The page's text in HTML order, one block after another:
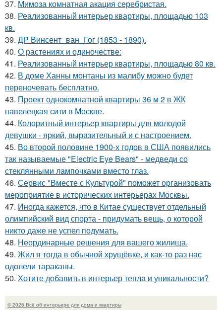
37. Мимоза комнатная акация серебристая.
38. Реализованный интерьер квартиры, площадью 103
кв.
39. ДР Винсент_ван_Гог (1853 - 1890).
40. О растениях и одиночестве:
41. Реализованный интерьер квартиры, площадью 80 кв.
42. В доме Ханны монтаны из малибу можно будет
переночевать бесплатно.
43. Проект однокомнатной квартиры 36 м 2 в ЖК
павелецкая сити в Москве.
44. Колоритный интерьер квартиры для молодой
девушки - яркий, выразительный и с настроением.
45. Во второй половине 1900-х годов в США появились
так называемые "Electric Eye Bears" - медведи со
стеклянными лампочками вместо глаз.
46. Сервис "Вместе с Культурой" поможет организовать
мероприятие в исторических интерьерах Москвы.
47. Иногда кажется, что в Китае существует отдельный
олимпийский вид спорта - придумать вещь, о которой
никто даже не успел подумать.
48. Неординарные решения для вашего жилища.
49. Жил я тогда в обычной хрущёвке, и как-то раз нас
одолели тараканы.
50. Хотите добавить в интерьер тепла и уникальности?
© 2026 Всё об интерьере для дома и квартиры